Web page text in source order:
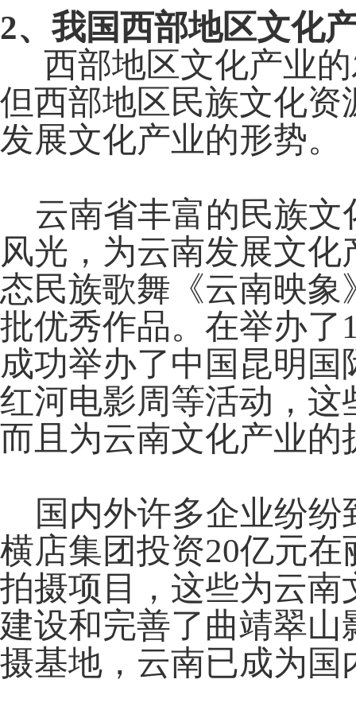
2、我国西部地区文化
西部地区文化产业的
但西部地区民族文化
发展文化产业的形势。
云南省丰富的民族文
风光，为云南发展文
态民族歌舞《云南映
批优秀作品。在举办了
成功举办了中国昆明
红河电影周等活动，
而且为云南文化产业的
国内外许多企业纷纷
横店集团投资20亿元
拍摄项目，这些为云
建设和完善了曲靖翠
摄基地，云南已成为